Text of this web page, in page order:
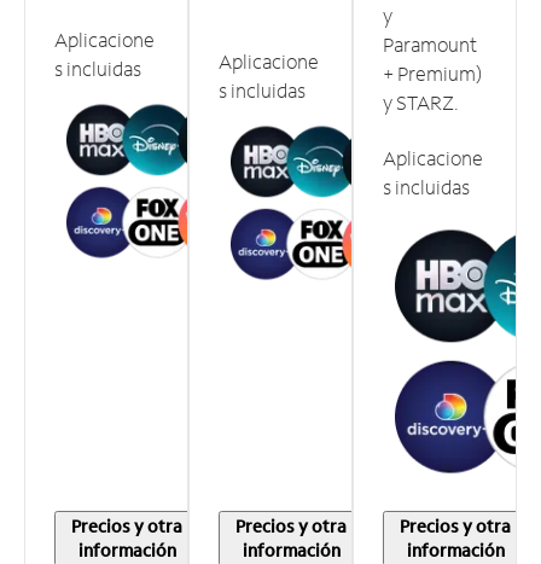
Aplicacione
s incluidas
Precios y otra
información
Aplicacione
s incluidas
Precios y otra
información
y
Paramount
+ Premium)
y STARZ.
Aplicacione
s incluidas
Precios y otra
información